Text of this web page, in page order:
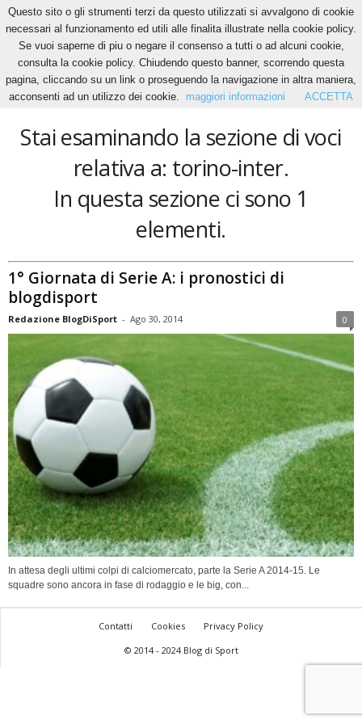
Home Tags Torino-inter
torino-inter
Stai esaminando la sezione di voci
relativa a: torino-inter.
In questa sezione ci sono 1
elementi.
1° Giornata di Serie A: i pronostici di
blogdisport
Redazione BlogDiSport - Ago 30, 2014 0
In attesa degli ultimi colpi di calciomercato, parte la Serie A 2014-15. Le
squadre sono ancora in fase di rodaggio e le big, con...
Contatti Cookies
Privacy Policy
© 2014 - 2024 Blog di Sport
Questo sito o gli strumenti terzi da questo utilizzati si avvalgono di cookie
necessari al funzionamento ed utili alle finalita illustrate nella cookie policy.
Se vuoi saperne di piu o negare il consenso a tutti o ad alcuni cookie,
consulta la cookie policy. Chiudendo questo banner, scorrendo questa
pagina, cliccando su un link o proseguendo la navigazione in altra maniera,
acconsenti ad un utilizzo dei cookie.
maggiori informazioni ACCETTA